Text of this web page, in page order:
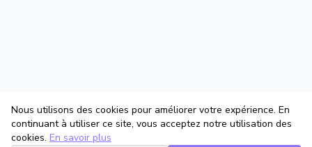
Nous utilisons des cookies pour améliorer votre expérience. En
continuant à utiliser ce site, vous acceptez notre utilisation des
cookies. En savoir plus